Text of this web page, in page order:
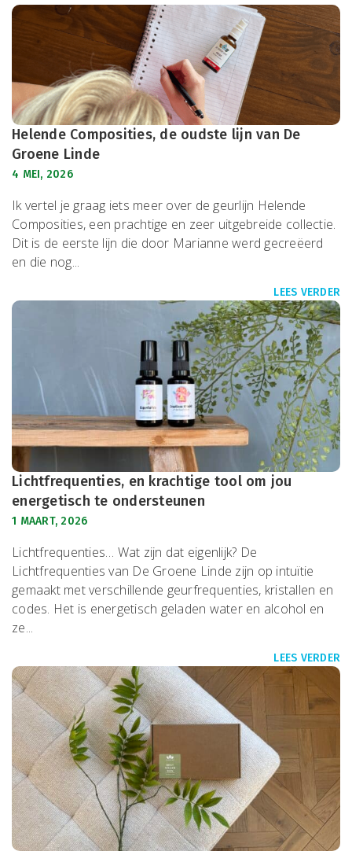
Helende Composities, de oudste lijn van De
Groene Linde
4 MEI, 2026
Ik vertel je graag iets meer over de geurlijn Helende
Composities, een prachtige en zeer uitgebreide collectie.
Dit is de eerste lijn die door Marianne werd gecreëerd
en die nog...
LEES VERDER
Lichtfrequenties, en krachtige tool om jou
energetisch te ondersteunen
1 MAART, 2026
Lichtfrequenties… Wat zijn dat eigenlijk? De
Lichtfrequenties van De Groene Linde zijn op intuïtie
gemaakt met verschillende geurfrequenties, kristallen en
codes. Het is energetisch geladen water en alcohol en
ze...
LEES VERDER